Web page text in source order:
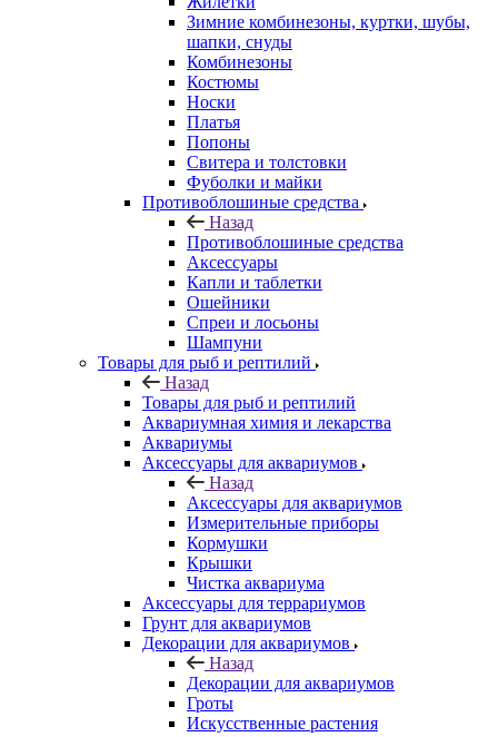
Зимние комбинезоны, куртки, шубы,
шапки, снуды
Комбинезоны
Костюмы
Носки
Платья
Попоны
Свитера и толстовки
Фуболки и майки
Противоблошиные средства
Назад
Противоблошиные средства
Аксессуары
Капли и таблетки
Ошейники
Спреи и лосьоны
Шампуни
Товары для рыб и рептилий
Назад
Товары для рыб и рептилий
Аквариумная химия и лекарства
Аквариумы
Аксессуары для аквариумов
Назад
Аксессуары для аквариумов
Измерительные приборы
Кормушки
Крышки
Чистка аквариума
Аксессуары для террариумов
Грунт для аквариумов
Декорации для аквариумов
Назад
Декорации для аквариумов
Гроты
Искусственные растения